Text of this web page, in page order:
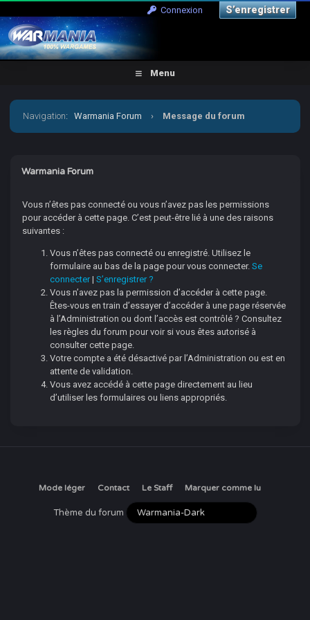
Connexion S’enregistrer
Menu
Navigation:Warmania Forum › Message du forum
Warmania Forum
Vous n’êtes pas connecté ou vous n’avez pas les permissions
pour accéder à cette page. C’est peut-être lié à une des raisons
suivantes :
Vous n’êtes pas connecté ou enregistré. Utilisez le
formulaire au bas de la page pour vous connecter.Se
connecter|S’enregistrer ?
Vous n’avez pas la permission d’accéder à cette page.
Êtes-vous en train d’essayer d’accéder à une page réservée
à l’Administration ou dont l’accès est contrôlé ? Consultez
les règles du forum pour voir si vous êtes autorisé à
consulter cette page.
Votre compte a été désactivé par l’Administration ou est en
attente de validation.
Vous avez accédé à cette page directement au lieu
d’utiliser les formulaires ou liens appropriés.
Mode léger Contact Le Staff Marquer comme lu
Thème du forum